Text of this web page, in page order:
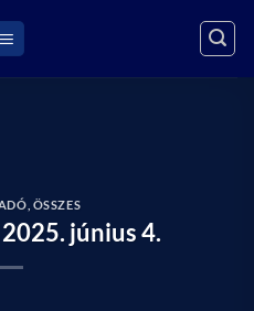
ÖSSZES
június 4.